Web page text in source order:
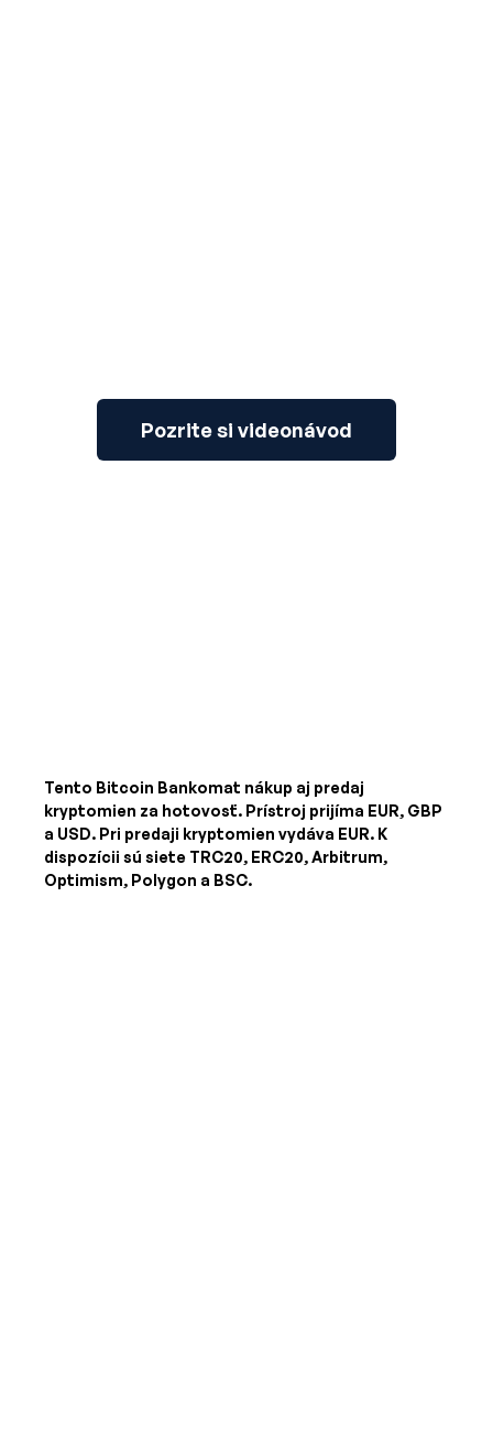
Pozrite si videonávod
Tento Bitcoin Bankomat nákup aj predaj
kryptomien za hotovosť. Prístroj prijíma EUR, GBP
a USD. Pri predaji kryptomien vydáva EUR. K
dispozícii sú siete TRC20, ERC20, Arbitrum,
Optimism, Polygon a BSC.